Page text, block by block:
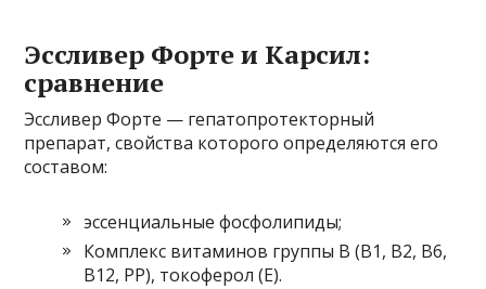
Эссливер Форте и Карсил:
сравнение
Эссливер Форте — гепатопротекторный
препарат, свойства которого определяются его
составом:
эссенциальные фосфолипиды;
Комплекс витаминов группы B (B1, B2, B6,
B12, PP), токоферол (E).